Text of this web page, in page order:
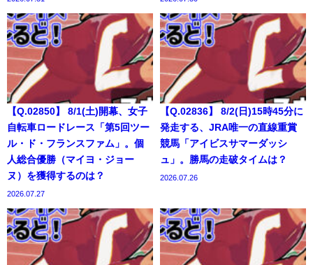
【Q.02850】 8/1(土)開幕、女子
自転車ロードレース「第5回ツー
ル・ド・フランスファム」。個
人総合優勝（マイヨ・ジョー
ヌ）を獲得するのは？
2026.07.27
【Q.02836】 8/2(日)15時45分に
発走する、JRA唯一の直線重賞
競馬「アイビスサマーダッシ
ュ」。勝馬の走破タイムは？
2026.07.26